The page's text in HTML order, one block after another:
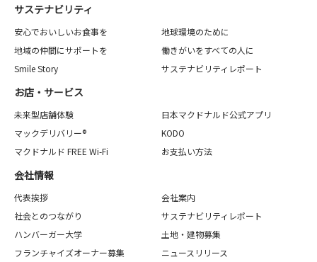
サステナビリティ
安心でおいしいお食事を
地球環境のために
地域の仲間にサポートを
働きがいをすべての人に
Smile Story
サステナビリティレポート
お店・サービス
未来型店舗体験
日本マクドナルド公式アプリ
マックデリバリー®
KODO
マクドナルド FREE Wi-Fi
お支払い方法
会社情報
代表挨拶
会社案内
社会とのつながり
サステナビリティレポート
ハンバーガー大学
土地・建物募集
フランチャイズオーナー募集
ニュースリリース